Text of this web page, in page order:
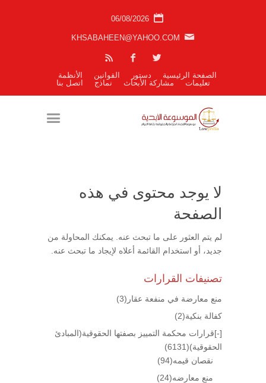
06/08/2026
KHSABAHEEN@YAHOO.COM
الصفحة الرئيسية دستور القوانين
الأنظمة
تعليمات
مشاركة الأبحاث نماذج اتصل بنا
لا يوجد محتوى في هذه
الصفحة
لم يتم العثور على ما تبحث عنه. يمكنك المحاولة من
جديد، أو استخدام القائمة أعلاه لإيجاد ما تبحث عنه.
تصنيفات القرارات
منع معارضة في منفعة عقار (3)
كفالة بنكية(2)
[-]قرارات محكمة التمييز بصفتها الحقوقية(المبادئ
الحقوقية)(6131)
نقصان قيمه(94)
منع معارضه(24)